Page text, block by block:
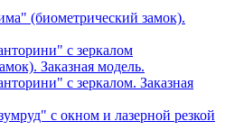
(биометрический замок).
с зеркалом
Заказная модель.
с зеркалом. Заказная
с окном и лазерной резкой